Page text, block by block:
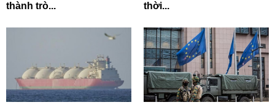
thành trò...
thời...